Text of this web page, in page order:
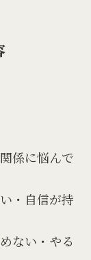
係に悩んで
・自信が持
ない・やる